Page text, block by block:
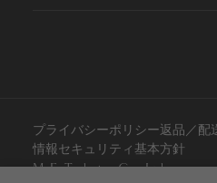
プライバシーポリシー返品／配
情報セキュリティ基本方針
M. E. Technica Co., Ltd.